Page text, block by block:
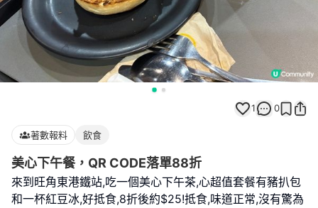
1 0
著數報料 飲食
美心下午餐，QR CODE落單88折
來到旺角東港鐵站,吃一個美心下午茶,心超值套餐有豬扒包
和一杯紅豆冰,好抵食,8折後約$25!抵食,味道正常,沒有驚為